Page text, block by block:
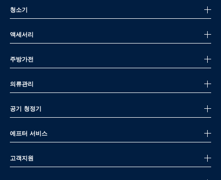
청소기
액세서리
주방가전
의류관리
공기 청정기
에프터 서비스
고객지원